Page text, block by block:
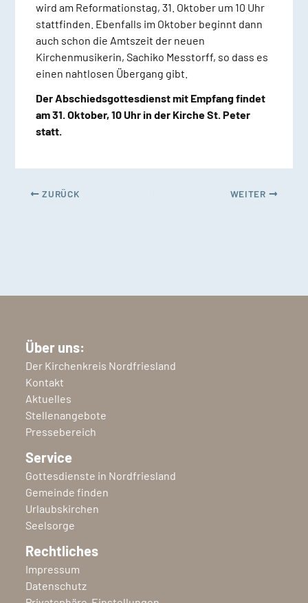
wird am Reformationstag, 31. Oktober um 10 Uhr
stattfinden. Ebenfalls im Oktober beginnt dann
auch schon die Amtszeit der neuen
Kirchenmusikerin, Sachiko Messtorff, so dass es
einen nahtlosen Übergang gibt.
Der Abschiedsgottesdienst mit Empfang findet
am 31. Oktober, 10 Uhr in der Kirche St. Peter
statt.
ZURÜCK WEITER
Über uns:
Der Kirchenkreis Nordfriesland
Kontakt
Aktuelles
Stellenangebote
Pressebereich
Service
Gottesdienste in Nordfriesland
Gemeinde finden
Urlaubskirchen
Seelsorge
Rechtliches
Impressum
Datenschutz